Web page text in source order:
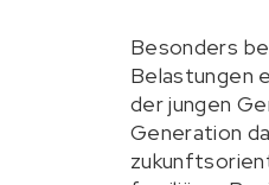
Besonders
Belastungen
der jungen
Generation